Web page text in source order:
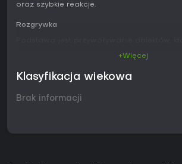
oraz szybkie reakcje.
Rozgrywka
osiągnąć cel lub przeszkodzić rywalom.
zarówno pomysłowe wybory, jak i szybką
elementy łamigłówek z bezpośrednią
+Więcej
Klasyfikacja wiekowa
Brak informacji